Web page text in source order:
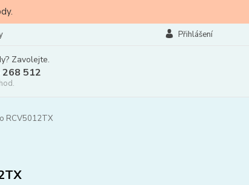
Přihlášení
Zavolejte.
512
RCV5012TX